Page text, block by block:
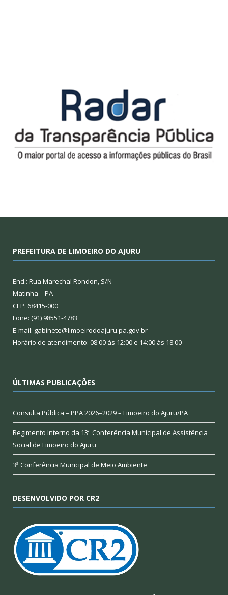
PREFEITURA DE LIMOEIRO DO AJURU
End.: Rua Marechal Rondon, S/N
Matinha – PA
CEP: 68415-000
Fone: (91) 98551-4783
E-mail: gabinete@limoeirodoajuru.pa.gov.br
Horário de atendimento: 08:00 às 12:00 e 14:00 às 18:00
ÚLTIMAS PUBLICAÇÕES
Consulta Pública – PPA 2026–2029 – Limoeiro do Ajuru/PA
Regimento Interno da 13ª Conferência Municipal de Assistência
Social de Limoeiro do Ajuru
3ª Conferência Municipal de Meio Ambiente
DESENVOLVIDO POR CR2